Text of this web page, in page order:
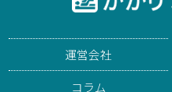
運営会社
コラム